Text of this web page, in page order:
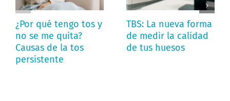
¿Por qué tengo tos y
no se me quita?
Causas de la tos
persistente
TBS: La nueva forma
de medir la calidad
de tus huesos